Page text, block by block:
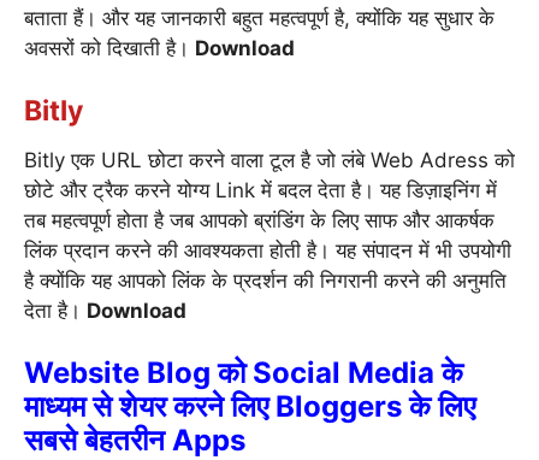
बताता हैं। और यह जानकारी बहुत महत्वपूर्ण है, क्योंकि यह सुधार के
अवसरों को दिखाती है। Download
Bitly
Bitly एक URL छोटा करने वाला टूल है जो लंबे Web Adress को
छोटे और ट्रैक करने योग्य Link में बदल देता है। यह डिज़ाइनिंग में
तब महत्वपूर्ण होता है जब आपको ब्रांडिंग के लिए साफ और आकर्षक
लिंक प्रदान करने की आवश्यकता होती है। यह संपादन में भी उपयोगी
है क्योंकि यह आपको लिंक के प्रदर्शन की निगरानी करने की अनुमति
देता है। Download
Website Blogको Social Media के
माध्यम से शेयर करनेलिए Bloggers के लिए
सबसे बेहतरीन Apps